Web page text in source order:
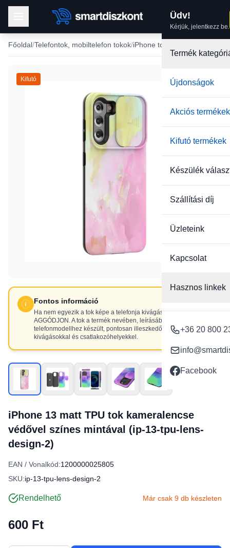
Üdv!
Kérjük, jelentkezz be.
Termék
Újdonságok
Akciós termékek
Kifutó termékek
Készülék
Szállítási díj
Üzleteink
Kapcsolat
Hasznos linkek
+36 20 800
Facebook
Főoldal Telefontok, mobiltelefon tokok iPhone tokok
Fontos információ
Ha nem egyezik a tok képe a telefonja kivágásaival, NE
AGGÓDJON. A tok a termék nevében, leírásában szereplő
telefonmodellhez készült, pontosan illeszkedő
kivágásokkal és csatlakozóhelyekkel.
Kifutó
iPhone 13 matt TPU tok kameralencse
védővel színes mintával (ip-13-tpu-lens-
design-2)
EAN / Vonalkód:1200000025805
SKU:ip-13-tpu-lens-design-2
Rendelhető Már csak 9 db készleten
600 Ft